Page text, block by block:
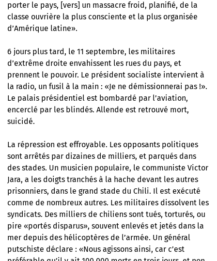
porter le pays, [vers] un massacre froid, planifié, de la
classe ouvrière la plus consciente et la plus organisée
d’Amérique latine».
6 jours plus tard, le 11 septembre, les militaires
d’extrême droite envahissent les rues du pays, et
prennent le pouvoir. Le président socialiste intervient à
la radio, un fusil à la main : «Je ne démissionnerai pas !».
Le palais présidentiel est bombardé par l’aviation,
encerclé par les blindés. Allende est retrouvé mort,
suicidé.
La répression est effroyable. Les opposants politiques
sont arrêtés par dizaines de milliers, et parqués dans
des stades. Un musicien populaire, le communiste Victor
Jara, a les doigts tranchés à la hache devant les autres
prisonniers, dans le grand stade du Chili. Il est exécuté
comme de nombreux autres. Les militaires dissolvent les
syndicats. Des milliers de chiliens sont tués, torturés, ou
pire «portés disparus», souvent enlevés et jetés dans la
mer depuis des hélicoptères de l’armée. Un général
putschiste déclare : «Nous agissons ainsi, car c’est